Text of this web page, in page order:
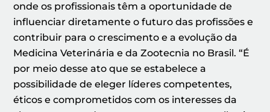
onde os profissionais têm a oportunidade de
influenciar diretamente o futuro das profissões e
contribuir para o crescimento e a evolução da
Medicina Veterinária e da Zootecnia no Brasil. “É
por meio desse ato que se estabelece a
possibilidade de eleger líderes competentes,
éticos e comprometidos com os interesses da